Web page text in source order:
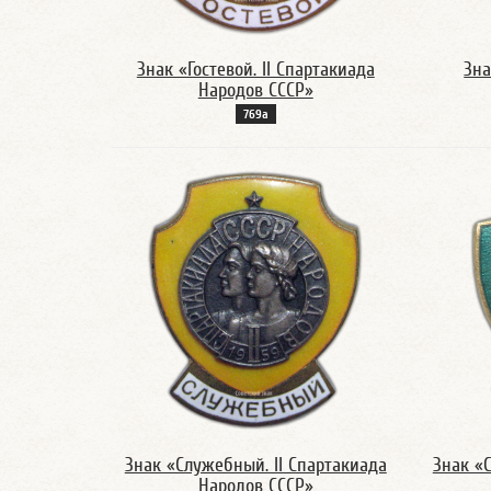
Знак «Гостевой. II Спартакиада
Народов СССР»
769а
Знак «Служебный. II Спартакиада
Народов СССР»
Знак